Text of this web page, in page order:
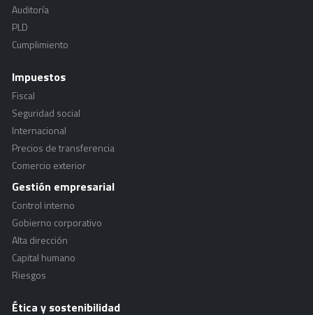
Auditoría
PLD
Cumplimiento
Impuestos
Fiscal
Seguridad social
Internacional
Precios de transferencia
Comercio exterior
Gestión empresarial
Control interno
Gobierno corporativo
Alta dirección
Capital humano
Riesgos
Ética y sostenibilidad